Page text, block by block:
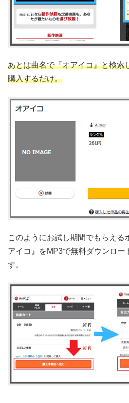
あとは曲名で『オアイコ』と検索
購入するだけ。
このようにお試し期間でもらえる
アイコ』をMP3で無料ダウンロー
す。